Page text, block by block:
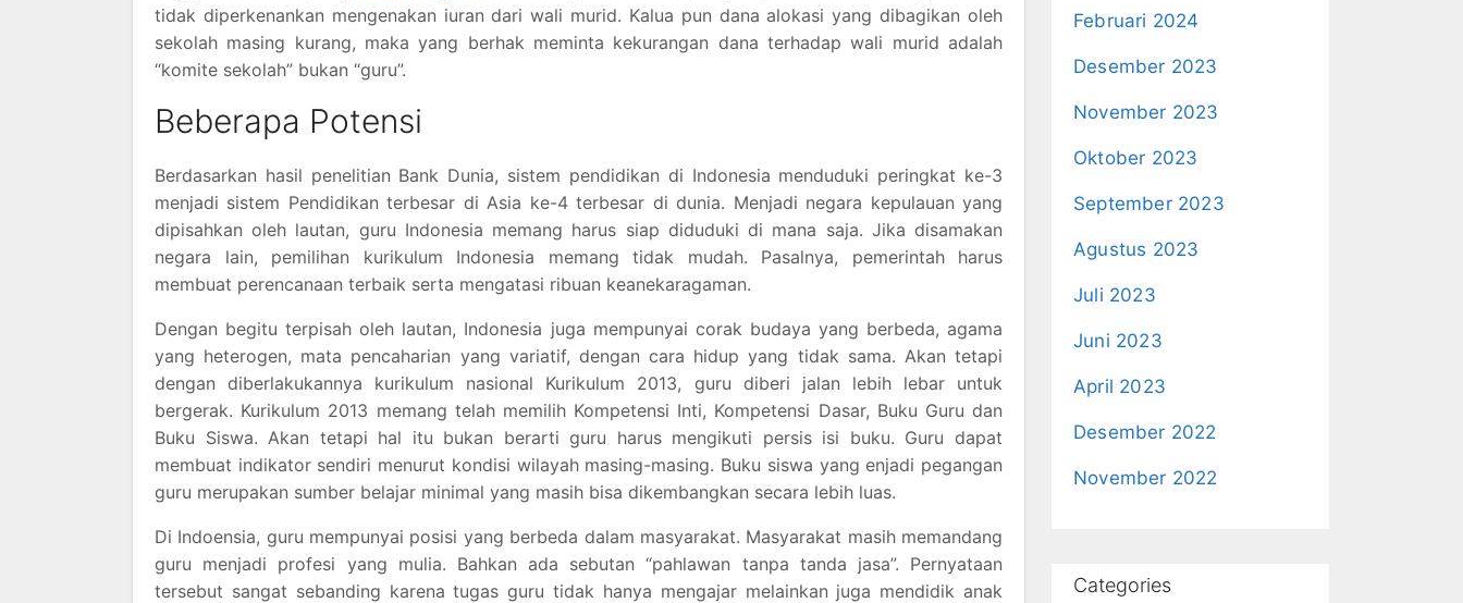
tidak diperkenankan mengenakan iuran dari wali murid. Kalua pun dana alokasi yang dibagikan oleh
sekolah masing kurang, maka yang berhak meminta kekurangan dana terhadap wali murid adalah
“komite sekolah” bukan “guru”.
Beberapa Potensi
Berdasarkan hasil penelitian Bank Dunia, sistem pendidikan di Indonesia menduduki peringkat ke-3
menjadi sistem Pendidikan terbesar di Asia ke-4 terbesar di dunia. Menjadi negara kepulauan yang
dipisahkan oleh lautan, guru Indonesia memang harus siap diduduki di mana saja. Jika disamakan
negara lain, pemilihan kurikulum Indonesia memang tidak mudah. Pasalnya, pemerintah harus
membuat perencanaan terbaik serta mengatasi ribuan keanekaragaman.
Dengan begitu terpisah oleh lautan, Indonesia juga mempunyai corak budaya yang berbeda, agama
yang heterogen, mata pencaharian yang variatif, dengan cara hidup yang tidak sama. Akan tetapi
dengan diberlakukannya kurikulum nasional Kurikulum 2013, guru diberi jalan lebih lebar untuk
bergerak. Kurikulum 2013 memang telah memilih Kompetensi Inti, Kompetensi Dasar, Buku Guru dan
Buku Siswa. Akan tetapi hal itu bukan berarti guru harus mengikuti persis isi buku. Guru dapat
membuat indikator sendiri menurut kondisi wilayah masing-masing. Buku siswa yang enjadi pegangan
guru merupakan sumber belajar minimal yang masih bisa dikembangkan secara lebih luas.
Di Indoensia, guru mempunyai posisi yang berbeda dalam masyarakat. Masyarakat masih memandang
guru menjadi profesi yang mulia. Bahkan ada sebutan “pahlawan tanpa tanda jasa”. Pernyataan
tersebut sangat sebanding karena tugas guru tidak hanya mengajar melainkan juga mendidik anak
Februari 2024
Desember 2023
November 2023
Oktober 2023
September 2023
Agustus 2023
Juli 2023
Juni 2023
April 2023
Desember 2022
November 2022
Categories